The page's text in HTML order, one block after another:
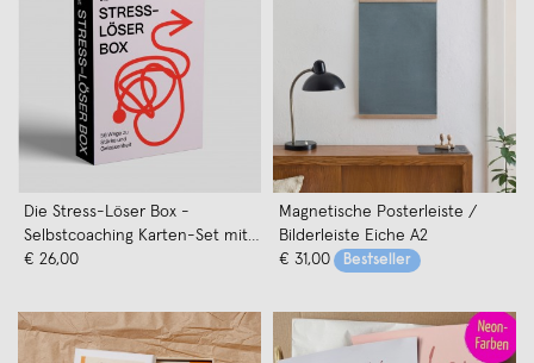
Die Stress-Löser Box -
Selbstcoaching Karten-Set mit
60 Karten
€ 26,00
Magnetische Posterleiste /
Bilderleiste Eiche A2
€ 31,00
Bestseller